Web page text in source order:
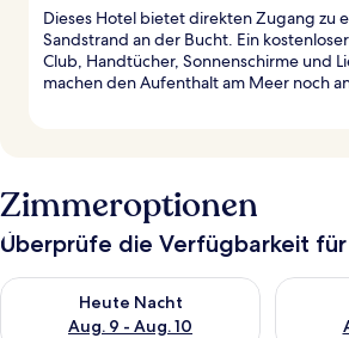
Dieses Hotel bietet direkten Zugang zu
Sandstrand an der Bucht. Ein
Club, Handtücher, Sonnenschirme und
machen den Aufenthalt am Meer noch
Zimmeroptionen
Überprüfe die Verfügbarkeit
Heute Nacht
Aug. 9 - Aug. 10
Überprüfe die Verfügbarkeit für heute